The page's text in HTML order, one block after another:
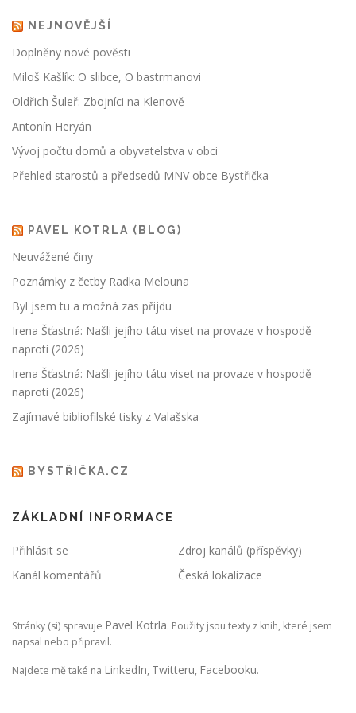
NEJNOVĚJŠÍ
Doplněny nové pověsti
Miloš Kašlík: O slibce, O bastrmanovi
Oldřich Šuleř: Zbojníci na Klenově
Antonín Heryán
Vývoj počtu domů a obyvatelstva v obci
Přehled starostů a předsedů MNV obce Bystřička
PAVEL KOTRLA (BLOG)
Neuvážené činy
Poznámky z četby Radka Melouna
Byl jsem tu a možná zas přijdu
Irena Šťastná: Našli jejího tátu viset na provaze v hospodě
naproti (2026)
Irena Šťastná: Našli jejího tátu viset na provaze v hospodě
naproti (2026)
Zajímavé bibliofilské tisky z Valašska
BYSTŘIČKA.CZ
ZÁKLADNÍ INFORMACE
Přihlásit se
Zdroj kanálů (příspěvky)
Kanál komentářů
Česká lokalizace
Stránky (si) spravuje Pavel Kotrla. Použity jsou texty z knih, které jsem
napsal nebo připravil.
Najdete mě také na LinkedIn, Twitteru, Facebooku.